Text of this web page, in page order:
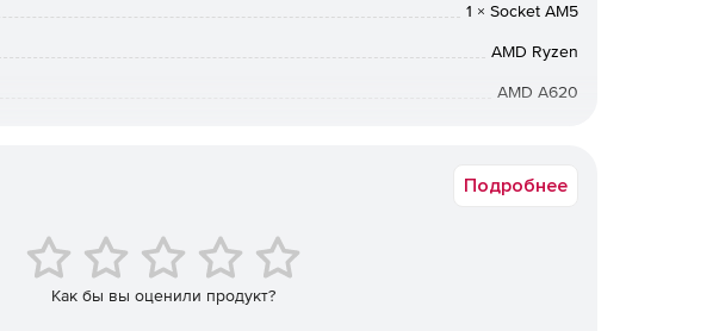
1 × Socket AM5
AMD Ryzen
AMD A620
Подробнее
Как бы вы оценили продукт?